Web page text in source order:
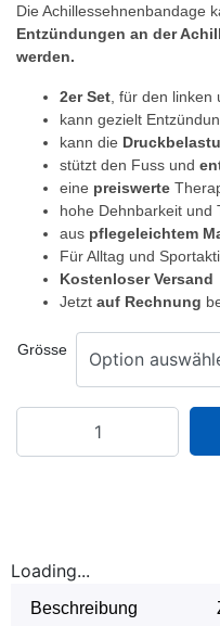
Die Achillessehnenbandage
Entzündungen an der
werden.
2er Set , für den
kann gezielt
kann die
stützt den Fuss und
eine preiswerte
hohe Dehnbarkeit und
aus pflegeleichtem
Für Alltag und
Kostenloser Versand
Jetzt auf Rechnung
Grösse
Loading...
Beschreibung